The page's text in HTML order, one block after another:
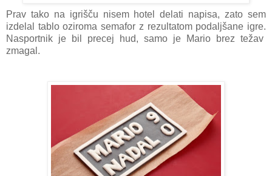
Prav tako na igrišču nisem hotel delati napisa, zato sem
izdelal tablo oziroma semafor z rezultatom podaljšane igre.
Nasportnik je bil precej hud, samo je Mario brez težav
zmagal.